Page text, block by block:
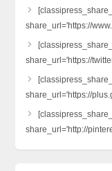
share_url='https://
share_url='https://
share_url='https://
share_url='http://